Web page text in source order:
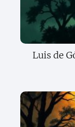
Luis de